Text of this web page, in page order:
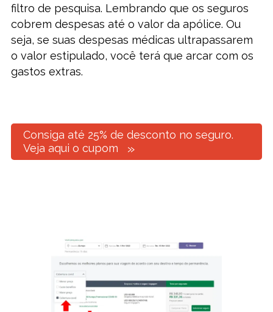
filtro de pesquisa. Lembrando que os seguros
cobrem despesas até o valor da apólice. Ou
seja, se suas despesas médicas ultrapassarem
o valor estipulado, você terá que arcar com os
gastos extras.
Consiga até 25% de desconto no seguro.
Veja aqui o cupom